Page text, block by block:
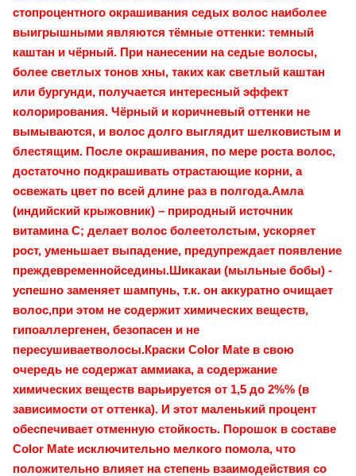
стопроцентного окрашивания седых волос наиболее
выигрышными являются тёмные оттенки: темный
каштан и чёрный. При нанесении на седые волосы,
более светлых тонов хны, таких как светлый каштан
или бургунди, получается интересный эффект
колорирования. Чёрный и коричневый оттенки не
вымываются, и волос долго выглядит шелковистым и
блестящим. После окрашивания, по мере роста волос,
достаточно подкрашивать отрастающие корни, а
освежать цвет по всей длине раз в полгода.Амла
(индийский крыжовник) – природный источник
витамина С; делает волос болеетолстым, ускоряет
рост, уменьшает выпадение, предупреждает появление
преждевременнойседины.Шикакаи (мыльные бобы) -
успешно заменяет шампунь, т.к. он аккуратно очищает
волос,при этом не содержит химических веществ,
гипоаллергенен, безопасен и не
пересушиваетволосы.Краски Color Mate в свою
очередь не содержат аммиака, а содержание
химических веществ варьируется от 1,5 до 2%% (в
зависимости от оттенка). И этот маленький процент
обеспечивает отменную стойкость. Порошок в составе
Color Mate исключительно мелкого помола, что
положительно влияет на степень взаимодействия со